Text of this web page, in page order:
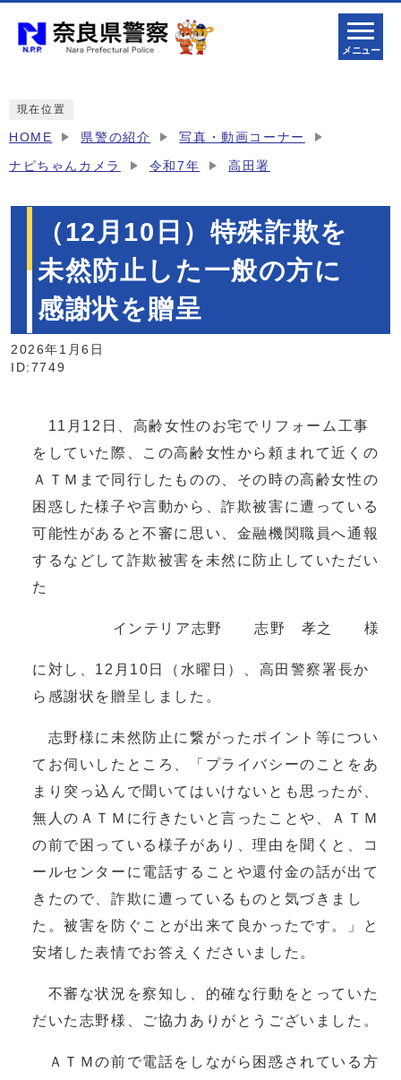
メニュー
現在位置
HOME 県警の紹介 写真・動画コーナー
ナピちゃんカメラ 令和7年 高田署
（12月10日）特殊詐欺を
未然防止した一般の方に
感謝状を贈呈
2026年1月6日
ID:7749
11月12日、高齢女性のお宅でリフォーム工事
をしていた際、この高齢女性から頼まれて近くの
ＡＴＭまで同行したものの、その時の高齢女性の
困惑した様子や言動から、詐欺被害に遭っている
可能性があると不審に思い、金融機関職員へ通報
するなどして詐欺被害を未然に防止していただい
た
インテリア志野 志野 孝之 様
に対し、12月10日（水曜日）、高田警察署長か
ら感謝状を贈呈しました。
志野様に未然防止に繋がったポイント等につい
てお伺いしたところ、「プライバシーのことをあ
まり突っ込んで聞いてはいけないとも思ったが、
無人のＡＴＭに行きたいと言ったことや、ＡＴＭ
の前で困っている様子があり、理由を聞くと、コ
ールセンターに電話することや還付金の話が出て
きたので、詐欺に遭っているものと気づきまし
た。被害を防ぐことが出来て良かったです。」と
安堵した表情でお答えくださいました。
不審な状況を察知し、的確な行動をとっていた
だいた志野様、ご協力ありがとうございました。
ＡＴＭの前で電話をしながら困惑されている方